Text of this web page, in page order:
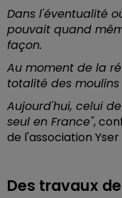
Dans l'éventualité
pouvait quand
façon.
Au moment de la
totalité des
Aujourd'hui, celui
seul en France",
de l'association Yser
Des travaux